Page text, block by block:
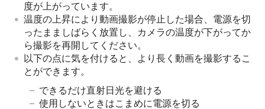
度が上がっています。
温度の上昇により動画撮影が停止した場合、電源を切
ったまましばらく放置し、カメラの温度が下がってか
ら撮影を再開してください。
以下の点に気を付けると、より長く動画を撮影するこ
とができます。
できるだけ直射日光を避ける
使用しないときはこまめに電源を切る